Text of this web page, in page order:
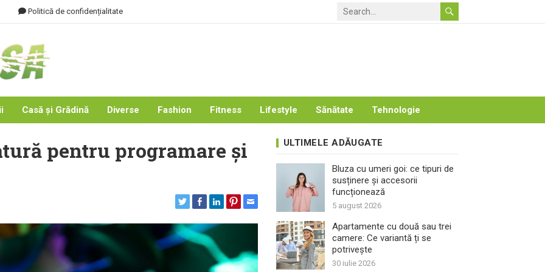
Politică de confidențialitate
Casă și Grădină Diverse Fashion Fitness Lifestyle Sănătate Tehnologie
pentru programare și
ULTIMELE ADĂUGATE
Bluza cu umeri goi: ce tipuri de
susținere și accesorii
funcționează
5 august 2026
Apartamente cu două sau trei
camere: Ce variantă ți se
potrivește
30 iulie 2026